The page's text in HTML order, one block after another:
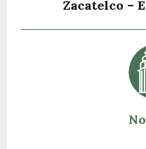
Zacatelco –